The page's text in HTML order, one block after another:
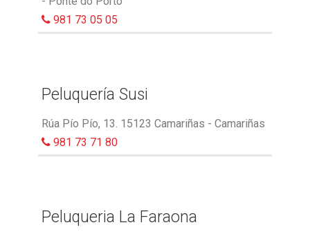
981 73 05 05
Peluquería Susi
Rúa Pío Pío, 13. 15123 Camariñas - Camariñas
981 73 71 80
Peluqueria La Faraona